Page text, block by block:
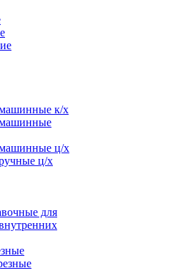
к/х
машинные
машинные ц/х
ц/х
для